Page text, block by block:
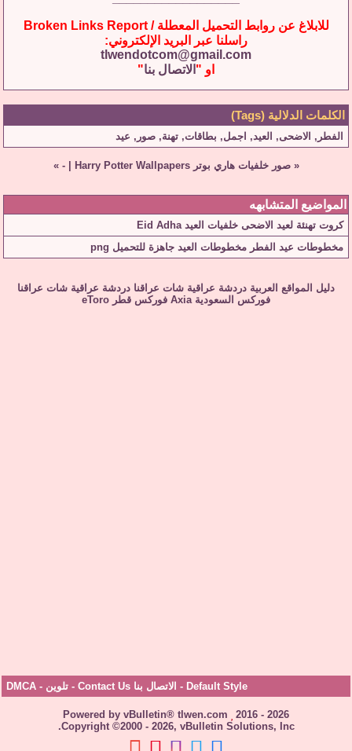
للابلاغ عن روابط التحميل المعطلة / Broken Links Report
راسلنا عبر البريد الإلكتروني:
tlwendotcom@gmail.com
او " الاتصال بنا"
الكلمات الدلالية (Tags)
الفطر , الاضحى, العيد, اجمل, بطاقات, تهنة, صور , عيد
« صور خلفيات هاري بوتر Harry Potter Wallpapers |
-
»
المواضيع المتشابهه
كروت تهنئة لعيد الاضحى خلفيات العيد Eid Adha
مخطوطات عيد الفطر مخطوطات العيد جاهزة للتحميل png
دليل المواقع العربية دردشة عراقية شات عراقنا دردشة عراقية شات عراقنا
فوركس السعودية Axia فوركس قطر eToro
Default Style
- الاتصال بنا Contact Us - تلوين -
DMCA
Powered by vBulletin® tlwen.com
2016 - 2026
Copyright ©2000 - 2026, vBulletin Solutions, Inc.